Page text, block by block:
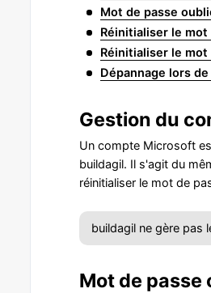
Mot de passe
Réinitialiser le
Réinitialiser le
Dépannage lors
Gestion du
Un compte Microsoft
buildagil. Il s'agit du
réinitialiser le mot de
buildagil ne gère pas
Mot de passe